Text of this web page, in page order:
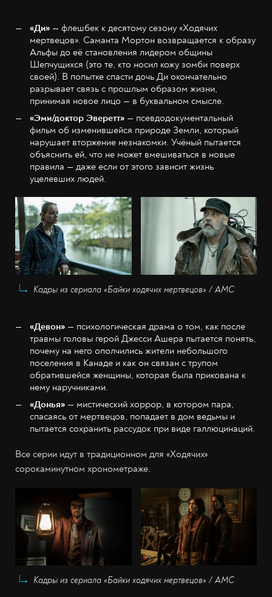
«Ди» — флешбек к десятому сезону «Ходячих
мертвецов». Саманта Мортон возвращается к образу
Альфы до её становления лидером общины
Шепчущихся (это те, кто носил кожу зомби поверх
своей). В попытке спасти дочь Ди окончательно
разрывает связь с прошлым образом жизни,
принимая новое лицо — в буквальном смысле.
«Эми/доктор Эверетт» — псевдодокументальный
фильм об изменившейся природе Земли, который
нарушает вторжение незнакомки. Учёный пытается
объяснить ей, что не может вмешиваться в новые
правила — даже если от этого зависит жизнь
уцелевших людей.
Кадры из сериала «Байки ходячих мертвецов» / AMC
«Девон» — психологическая драма о том, как после
травмы головы герой Джесси Ашера пытается понять,
почему на него ополчились жители небольшого
поселения в Канаде и как он связан с трупом
обратившейся женщины, которая была прикована к
нему наручниками.
«Донья» — мистический хоррор, в котором пара,
спасаясь от мертвецов, попадает в дом ведьмы и
пытается сохранить рассудок при виде галлюцинаций.
Все серии идут в традиционном для «Ходячих»
сорокаминутном хронометраже.
Кадры из сериала «Байки ходячих мертвецов» / AMC